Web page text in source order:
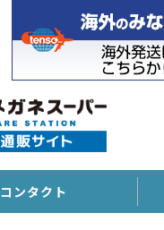
コンタクト